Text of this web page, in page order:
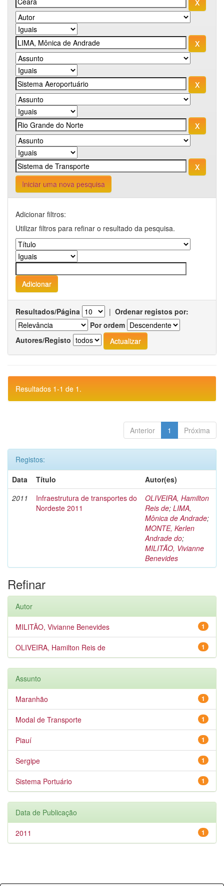
Iniciar uma nova pesquisa
Adicionar filtros:
Utilizar filtros para refinar o resultado da pesquisa.
Resultados/Página | Ordenar registos por:
Por ordem
Autores/Registo
Resultados 1-1 de 1.
Anterior 1 Próxima
Registos:
Data
Título
Autor(es)
2011
Infraestrutura de transportes do
Nordeste 2011
OLIVEIRA, Hamilton
Reis de; LIMA,
Mônica de Andrade;
MONTE, Kerlen
Andrade do;
MILITÃO, Vivianne
Benevides
Refinar
Autor
1
MILITÃO, Vivianne Benevides
1
OLIVEIRA, Hamilton Reis de
Assunto
1
Maranhão
1
Modal de Transporte
1
Piauí
1
Sergipe
1
Sistema Portuário
Data de Publicação
1
2011